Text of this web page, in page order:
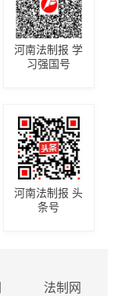
河南法制报 学
习强国号
河南法制报 头
条号
法制网